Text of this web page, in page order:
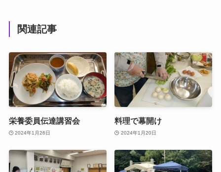
関連記事
栄養委員伝達講習会
2024年1月26日
料理で幕開け
2024年1月20日